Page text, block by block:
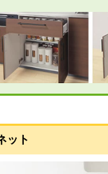
じた機器のグレード
ット